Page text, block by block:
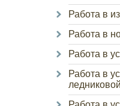
Работа в
Работа в
Работа в
Работа в